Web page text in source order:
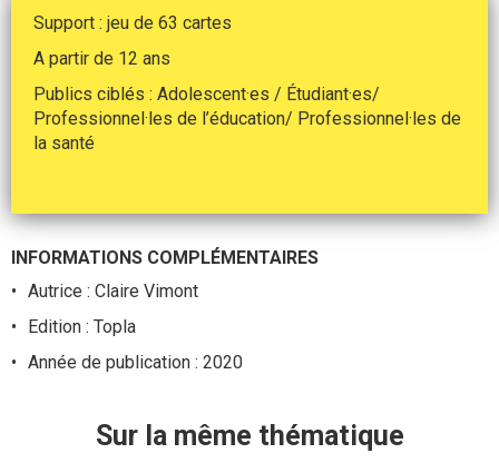
Support : jeu de 63 cartes
A partir de 12 ans
Publics ciblés : Adolescent·es / Étudiant·es/
Professionnel·les de l’éducation/ Professionnel·les de
la santé
INFORMATIONS COMPLÉMENTAIRES
Autrice : Claire Vimont
Edition : Topla
Année de publication : 2020
Sur la même thématique